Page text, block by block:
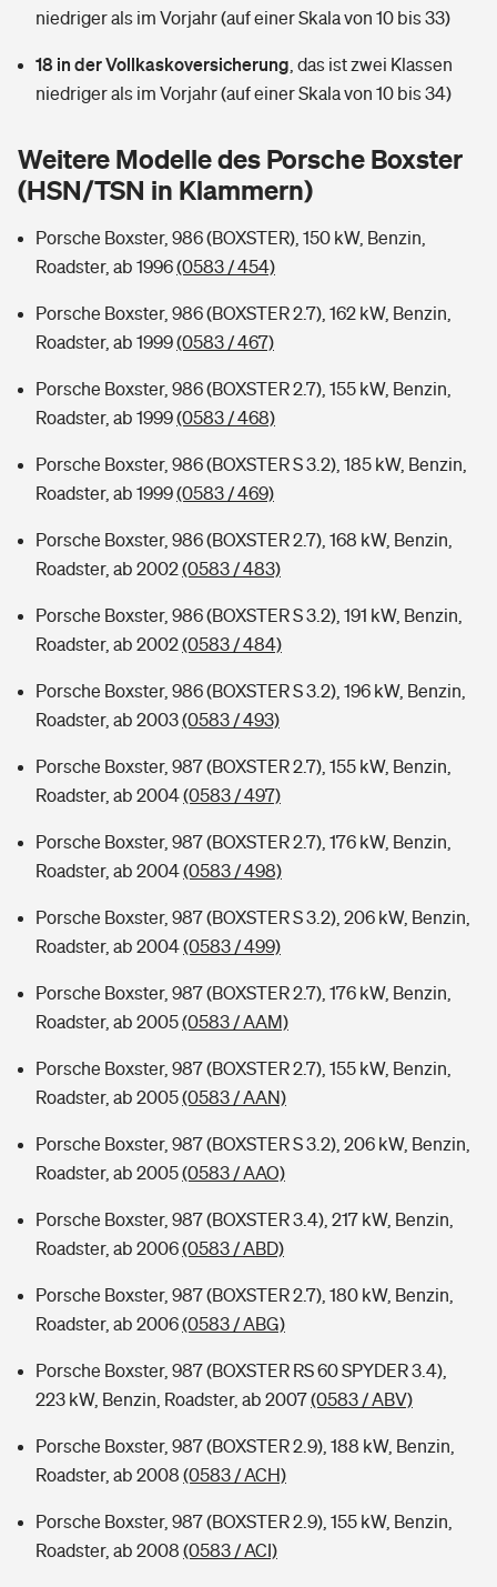
Tools
Hochwasser-Check: Wie gefährdet ist Ihr Haus?
Wer versichert was: Jetzt Versicherer finden
Sie haben Fragen?
Handyversicherung
Private Cyberversicherung
Musikinstrumentenversicherung
Zur Übersicht
Tools
Kinderunfall-Check: Mehr Sicherheit für deine Kids
Typklassen: So ist Ihr Auto eingestuft
Sie haben Fragen?
Sie haben Fragen?
Rentenrechner: Wie viel Geld bekomme ich im Alter?
niedriger als im Vorjahr (auf einer Skala von 10 bis 33)
18 in der Vollkaskoversicherung das ist zwei Klassen
niedriger als im Vorjahr (auf einer Skala von 10 bis 34)
Weitere Modelle des Porsche Boxster
(HSN/TSN in Klammern)
Porsche Boxster, 986 (BOXSTER), 150 kW, Benzin,
Roadster, ab 1996(0583 / 454)
Porsche Boxster, 986 (BOXSTER 2.7), 162 kW, Benzin,
Roadster, ab 1999(0583 / 467)
Porsche Boxster, 986 (BOXSTER 2.7), 155 kW, Benzin,
Roadster, ab 1999(0583 / 468)
Porsche Boxster, 986 (BOXSTER S 3.2), 185 kW, Benzin,
Roadster, ab 1999(0583 / 469)
Porsche Boxster, 986 (BOXSTER 2.7), 168 kW, Benzin,
Roadster, ab 2002(0583 / 483)
Porsche Boxster, 986 (BOXSTER S 3.2), 191 kW, Benzin,
Roadster, ab 2002(0583 / 484)
Porsche Boxster, 986 (BOXSTER S 3.2), 196 kW, Benzin,
Roadster, ab 2003(0583 / 493)
Porsche Boxster, 987 (BOXSTER 2.7), 155 kW, Benzin,
Roadster, ab 2004(0583 / 497)
Porsche Boxster, 987 (BOXSTER 2.7), 176 kW, Benzin,
Roadster, ab 2004(0583 / 498)
Porsche Boxster, 987 (BOXSTER S 3.2), 206 kW, Benzin,
Roadster, ab 2004(0583 / 499)
Porsche Boxster, 987 (BOXSTER 2.7), 176 kW, Benzin,
Roadster, ab 2005(0583 / AAM)
Porsche Boxster, 987 (BOXSTER 2.7), 155 kW, Benzin,
Roadster, ab 2005(0583 / AAN)
Porsche Boxster, 987 (BOXSTER S 3.2), 206 kW, Benzin,
Roadster, ab 2005(0583 / AAO)
Porsche Boxster, 987 (BOXSTER 3.4), 217 kW, Benzin,
Roadster, ab 2006(0583 / ABD)
Porsche Boxster, 987 (BOXSTER 2.7), 180 kW, Benzin,
Roadster, ab 2006(0583 / ABG)
Porsche Boxster, 987 (BOXSTER RS 60 SPYDER 3.4),
223 kW, Benzin, Roadster, ab 2007(0583 / ABV)
Porsche Boxster, 987 (BOXSTER 2.9), 188 kW, Benzin,
Roadster, ab 2008 (0583 / ACH)
Porsche Boxster, 987 (BOXSTER 2.9), 155 kW, Benzin,
Roadster, ab 2008 (0583 / ACI)